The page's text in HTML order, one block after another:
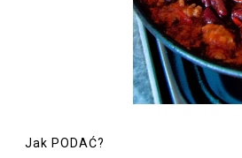
Jak PODAĆ?